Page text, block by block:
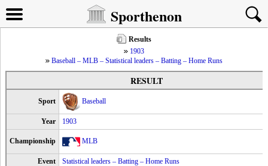
Sporthenon
Results
1903
Baseball – MLB – Statistical leaders – Batting – Home Runs
RESULT
Sport Baseball
Year 1903
Championship MLB
Event Statistical leaders – Batting – Home Runs